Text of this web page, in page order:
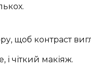
щоб контраст
чіткий макіяж.